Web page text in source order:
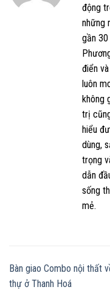
động
những
gần
điển
luôn
không
trị
hiểu
dùng,
trọng
dẫn
sống
mẻ.
Bàn giao Combo nội thất
thự ở Thanh Hoá